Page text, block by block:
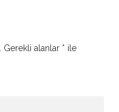
Gerekli alanlar * ile